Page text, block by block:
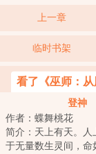
上一章
临时书架
看了《巫师：
登神
作者：蝶舞桃花
简介：天上有天。人
于无量数生灵间，命